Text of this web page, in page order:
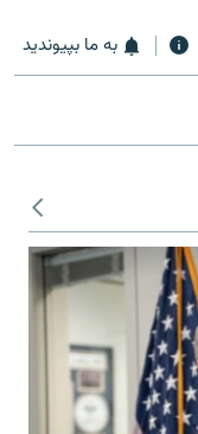
به ما بپیوندید